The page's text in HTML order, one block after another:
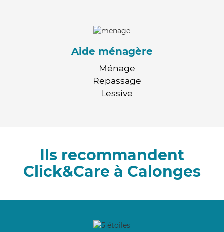
Aide ménagère
Ménage
Repassage
Lessive
Ils recommandent
Click&Care à Calonges